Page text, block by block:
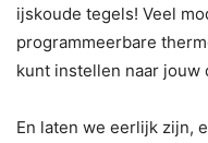
ijskoude tegels! Veel
programmeerbare
kunt instellen naar jouw
En laten we eerlijk zijn,